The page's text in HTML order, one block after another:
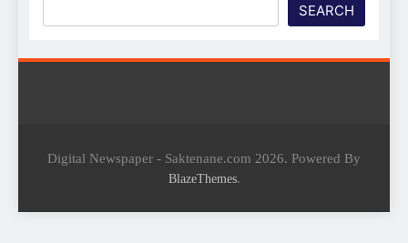
SEARCH
Digital Newspaper - Saktenane.com 2026. Powered By
BlazeThemes.